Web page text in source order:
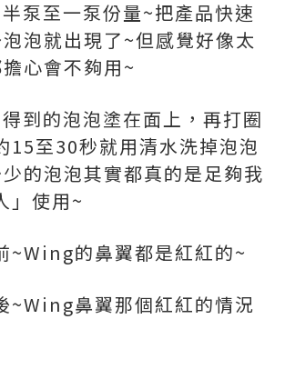
泵至一泵份量~把產品快速
泡就出現了~但感覺好像太
心會不夠用~
到的泡泡塗在面上，再打圈
15至30秒就用清水洗掉泡泡
的泡泡其實都真的是足夠我
」使用~
~Wing的鼻翼都是紅紅的~
~Wing鼻翼那個紅紅的情況